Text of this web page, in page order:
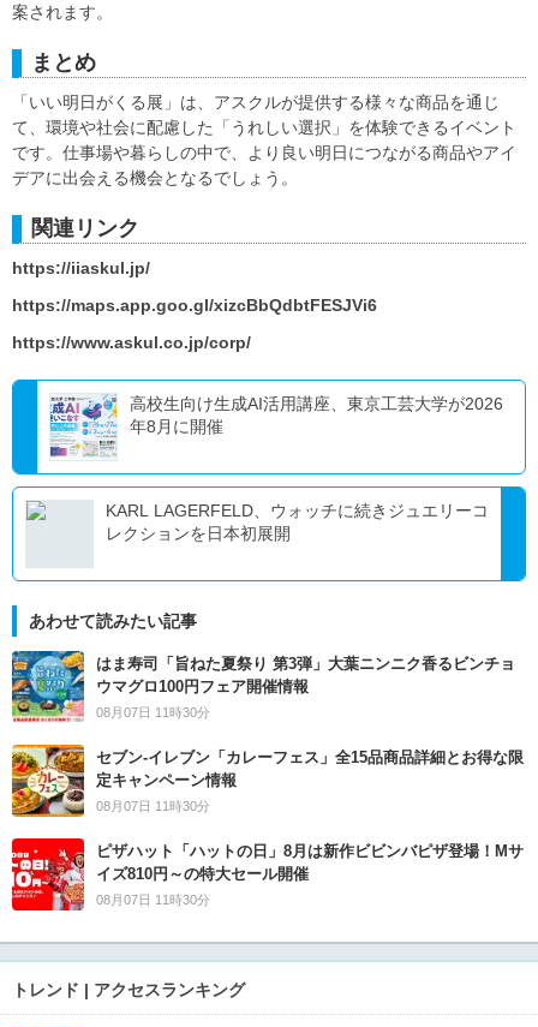
案されます。
まとめ
「いい明日がくる展」は、アスクルが提供する様々な商品を通じ
て、環境や社会に配慮した「うれしい選択」を体験できるイベント
です。仕事場や暮らしの中で、より良い明日につながる商品やアイ
デアに出会える機会となるでしょう。
関連リンク
https://iiaskul.jp/
https://maps.app.goo.gl/xizcBbQdbtFESJVi6
https://www.askul.co.jp/corp/
高校生向け生成AI活用講座、東京工芸大学が2026
年8月に開催
KARL LAGERFELD、ウォッチに続きジュエリーコ
レクションを日本初展開
あわせて読みたい記事
はま寿司「旨ねた夏祭り 第3弾」大葉ニンニク香るビンチョ
ウマグロ100円フェア開催情報
08月07日 11時30分
セブン‐イレブン「カレーフェス」全15品商品詳細とお得な限
定キャンペーン情報
08月07日 11時30分
ピザハット「ハットの日」8月は新作ビビンバピザ登場！Mサ
イズ810円～の特大セール開催
08月07日 11時30分
トレンド | アクセスランキング